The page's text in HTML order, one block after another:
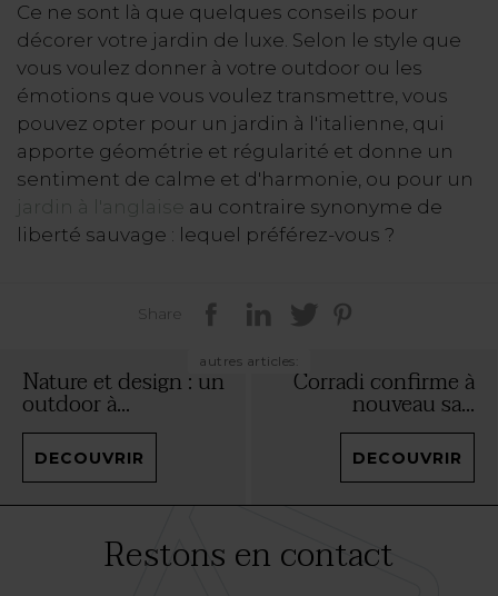
Ce ne sont là que quelques conseils pour
décorer votre jardin de luxe. Selon le style que
vous voulez donner à votre outdoor ou les
émotions que vous voulez transmettre, vous
pouvez opter pour un jardin à l'italienne, qui
apporte géométrie et régularité et donne un
sentiment de calme et d'harmonie, ou pour un
jardin à l'anglaise
au contraire synonyme de
liberté sauvage : lequel préférez-vous ?
Share
autres articles:
Nature et design : un
outdoor à...
DECOUVRIR
Corradi confirme à
nouveau sa...
DECOUVRIR
Restons en contact